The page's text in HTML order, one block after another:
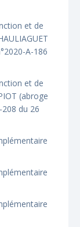
et de
A-186
et de
(abroge
208 du 26